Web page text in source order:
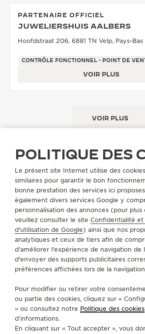
PARTENAIRE OFFICIEL
JUWELIERSHUIS AALBERS
Hoofdstraat 206, 6881 TN Velp, Pays-Bas
CONTRÔLE FONCTIONNEL - POINT DE
VOIR PLUS
VOIR PLUS
TROUVER UNE BOUTIQUETOUS LES
PAYS-BAS
A PROPOS DE NOUS
SERVICES
CONTACT
POLITIQUE DES
Le présent site Internet utilise des
similaires pour garantir le bon
bonne prestation des services ici
également divers services Google y
personnalisation des annonces (pour plus
veuillez consulter le site Confidentialité et
d'utilisation de Google) ainsi que nos
analytiques et ceux de tiers afin de
d'améliorer l'expérience de navigation de
d'envoyer des supports publicitaires
préférences affichées lors de la
Pour modifier ou retirer votre
ou partie des cookies, cliquez sur «
» ou consultez notre Politique des cookies
d’informations.
En cliquant sur « Tout accepter », vous